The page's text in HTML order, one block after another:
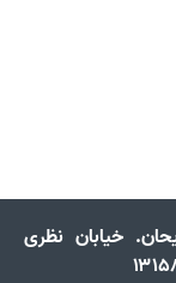
خیابان نظری